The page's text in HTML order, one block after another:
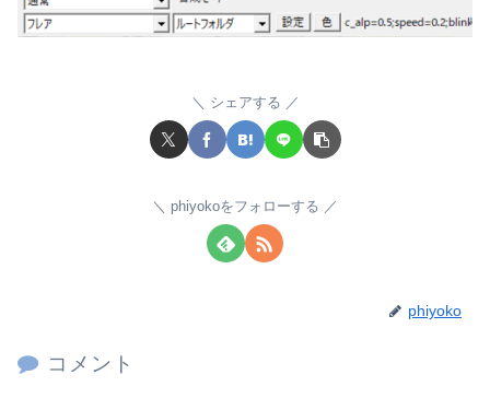
シェアする
phiyokoをフォローする
phiyoko
コメント